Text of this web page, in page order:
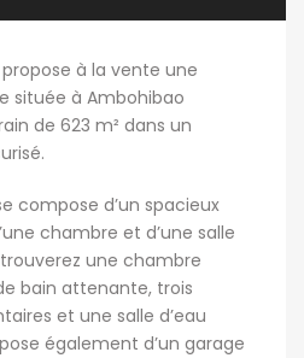
à la vente une
située à Ambohibao
de 623 m² dans un
compose d’un spacieux
chambre et d’une salle
trouverez une chambre
bain attenante, trois
et une salle d’eau
également d’un garage